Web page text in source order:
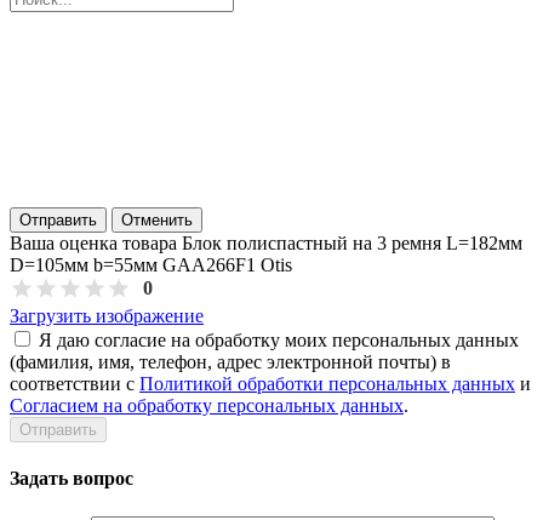
Отправить Отменить
Ваша оценка товара Блок полиспастный на 3 ремня L=182мм
D=105мм b=55мм GAA266F1 Otis
0
Загрузить изображение
Я даю согласие на обработку моих персональных данных
(фамилия, имя, телефон, адрес электронной почты) в
соответствии с Политикой обработки персональных данных и
Согласием на обработку персональных данных.
Задать вопрос